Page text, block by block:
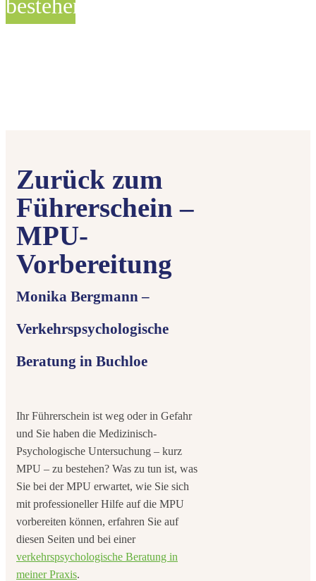
bestehen
Zurück zum
Führerschein –
MPU-
Vorbereitung
Monika Bergmann –
Verkehrspsychologische
Beratung in Buchloe
Ihr Führerschein ist weg oder in Gefahr
und Sie haben die Medizinisch-
Psychologische Untersuchung – kurz
MPU – zu bestehen? Was zu tun ist, was
Sie bei der MPU erwartet, wie Sie sich
mit professioneller Hilfe auf die MPU
vorbereiten können, erfahren Sie auf
diesen Seiten und bei einer
verkehrspsychologische Beratung in
meiner Praxis.